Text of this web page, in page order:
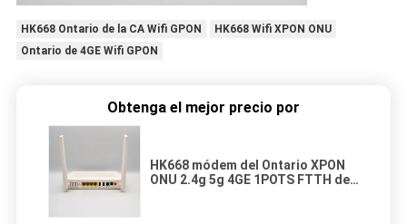
HK668 Ontario de la CA Wifi GPON
HK668 Wifi XPON ONU
Ontario de 4GE Wifi GPON
Obtenga el mejor precio por
HK668 módem del Ontario XPON
ONU 2.4g 5g 4GE 1POTS FTTH de